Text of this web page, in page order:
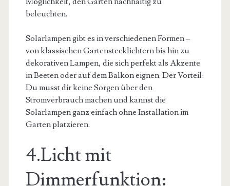
beleuchten.
Solarlampen gibt es in verschiedenen Formen –
von klassischen Gartenstecklichtern bis hin zu
dekorativen Lampen, die sich perfekt als Akzente
in Beeten oder auf dem Balkon eignen. Der Vorteil:
Du musst dir keine Sorgen über den
Stromverbrauch machen und kannst die
Solarlampen ganz einfach ohne Installation im
Garten platzieren.
4.Licht mit
Dimmerfunktion: